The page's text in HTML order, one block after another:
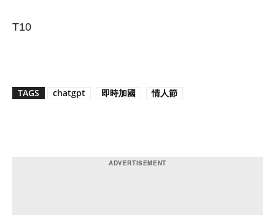
T10
TAGS chatgpt 即時加國 情人節